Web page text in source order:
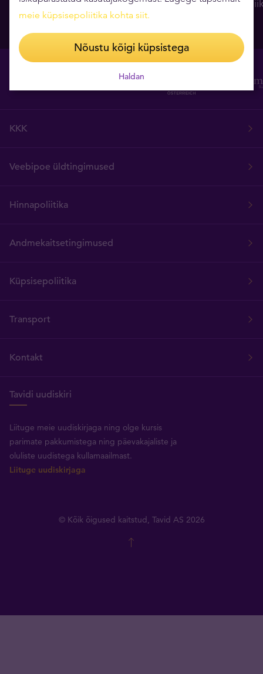
aasta olulisim läbimurre
06.08.2026
raskuskese on
KKK
Veebipoe üldtingimused
Hinnapoliitika
Andmekaitsetingimused
Küpsisepoliitika
Transport
Kontakt
Tavidi uudiskiri
Liituge meie uudiskirjaga ning olge kursis
parimate pakkumistega ning päevakajaliste ja
oluliste uudistega kullamaailmast.
Liituge uudiskirjaga
© Kõik õigused kaitstud, Tavid AS 2026
meie küpsisepoliitika kohta siit.
Nõustu kõigi küpsistega
Haldan